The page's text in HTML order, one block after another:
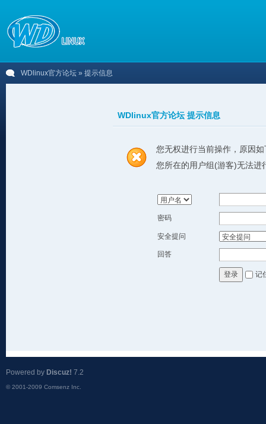
WDlinux官方论坛 » 提示信息
WDlinux官方论坛 提示信息
您无权进行当前操作，原因如
您所在的用户组(游客)无法进
密码
安全提问
回答
登录 记
Powered by Discuz! 7.2
© 2001-2009 Comsenz Inc.